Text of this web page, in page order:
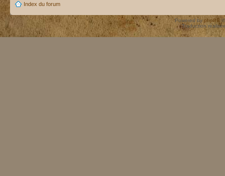
Index du forum
Powered by phpBB
Traduction